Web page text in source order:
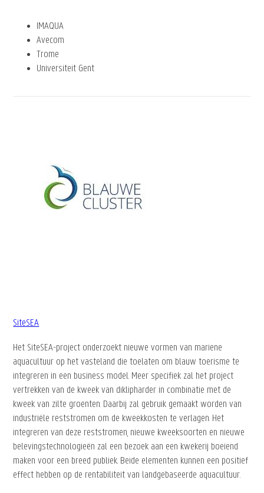
IMAQUA
Avecom
Trome
Universiteit Gent
SiteSEA
Het SiteSEA-project onderzoekt nieuwe vormen van mariene
aquacultuur op het vasteland die toelaten om blauw toerisme te
integreren in een business model. Meer specifiek zal het project
vertrekken van de kweek van diklipharder in combinatie met de
kweek van zilte groenten. Daarbij zal gebruik gemaakt worden van
industriële reststromen om de kweekkosten te verlagen. Het
integreren van deze reststromen, nieuwe kweeksoorten en nieuwe
belevingstechnologieën zal een bezoek aan een kwekerij boeiend
maken voor een breed publiek. Beide elementen kunnen een positief
effect hebben op de rentabiliteit van landgebaseerde aquacultuur.